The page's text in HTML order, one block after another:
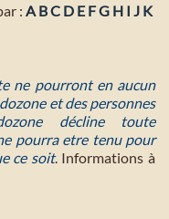
: A BC D E FG H I J K
ne pourront en aucun
et des personnes
décline toute
pourra etre tenu pour
ce soit. Informations à